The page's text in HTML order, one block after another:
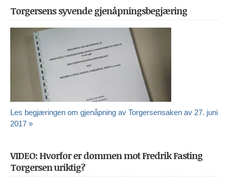
Torgersens syvende gjenåpningsbegjæring
Les begjæringen om gjenåpning av Torgersensaken av 27. juni
2017 »
VIDEO: Hvorfor er dommen mot Fredrik Fasting
Torgersen uriktig?